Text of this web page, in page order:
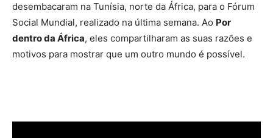
desembacaram na Tunísia, norte da África, para o Fórum
Social Mundial, realizado na última semana. Ao Por
dentro da África, eles compartilharam as suas razões e
motivos para mostrar que um outro mundo é possível.